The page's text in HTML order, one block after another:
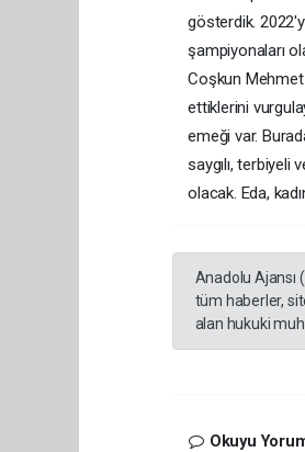
gösterdik.
şampiyonaları
Coşkun Mehmet
ettiklerini
emeği var.
saygılı,
olacak. Eda,
Anadolu Ajansı
tüm haberler,
alan hukuki
Okuyu